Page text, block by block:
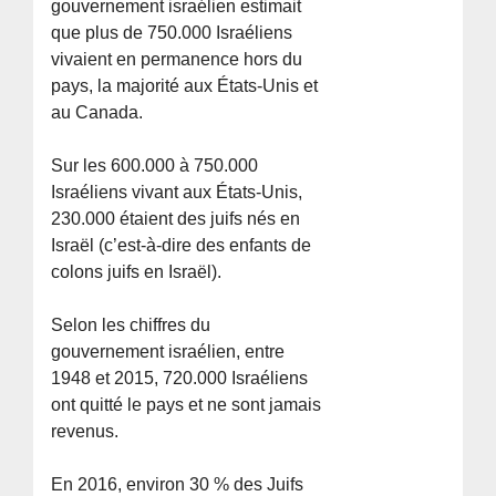
gouvernement israélien estimait
que plus de 750.000 Israéliens
vivaient en permanence hors du
pays, la majorité aux États-Unis et
au Canada.
Sur les 600.000 à 750.000
Israéliens vivant aux États-Unis,
230.000 étaient des juifs nés en
Israël (c’est-à-dire des enfants de
colons juifs en Israël).
Selon les chiffres du
gouvernement israélien, entre
1948 et 2015, 720.000 Israéliens
ont quitté le pays et ne sont jamais
revenus.
En 2016, environ 30 % des Juifs